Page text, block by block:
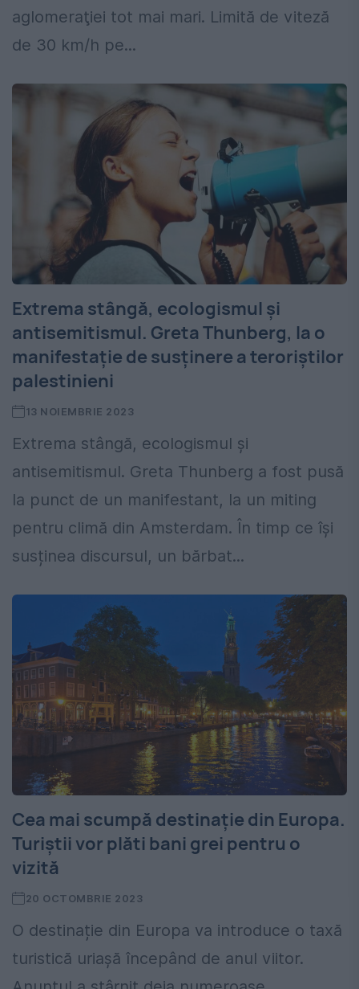
aglomeraţiei tot mai mari. Limită de viteză
de 30 km/h pe...
Extrema stângă, ecologismul și
antisemitismul. Greta Thunberg, la o
manifestație de susținere a teroriștilor
palestinieni
13 NOIEMBRIE 2023
Extrema stângă, ecologismul și
antisemitismul. Greta Thunberg a fost pusă
la punct de un manifestant, la un miting
pentru climă din Amsterdam. În timp ce își
susținea discursul, un bărbat...
Cea mai scumpă destinație din Europa.
Turiștii vor plăti bani grei pentru o
vizită
20 OCTOMBRIE 2023
O destinație din Europa va introduce o taxă
turistică uriașă începând de anul viitor.